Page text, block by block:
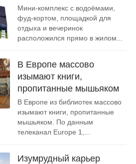
Мини-комплекс с водоёмами,
фуд-кортом, площадкой для
отдыха и вечеринок
расположился прямо в жилом...
В Европе массово
изымают книги,
пропитанные мышьяком
В Европе из библиотек массово
изымают книги, пропитанные
мышьяком. По данным
телеканал Europe 1,...
Изумрудный карьер